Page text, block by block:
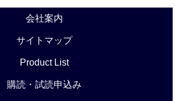
会社案内
サイトマップ
Product List
購読・試読申込み